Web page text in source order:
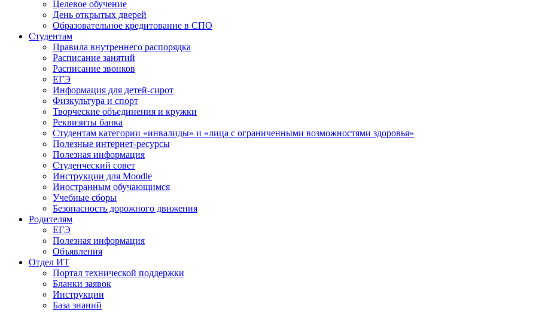
Целевое обучение
День открытых дверей
Образовательное кредитование в СПО
Студентам
Правила внутреннего распорядка
Расписание занятий
Расписание звонков
ЕГЭ
Информация для детей-сирот
Физкультура и спорт
Творческие объединения и кружки
Реквизиты банка
Студентам категории «инвалиды» и «лица с ограниченными возможностями здоровья»
Полезные интернет-ресурсы
Полезная информация
Студенческий совет
Инструкции для Moodle
Иностранным обучающимся
Учебные сборы
Безопасность дорожного движения
Родителям
ЕГЭ
Полезная информация
Объявления
Отдел ИТ
Портал технической поддержки
Бланки заявок
Инструкции
База знаний